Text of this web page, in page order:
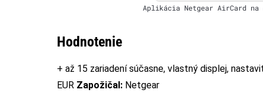
Aplikácia Netgear AirCard na
Hodnotenie
+ až 15 zariadení súčasne, vlastný displej,
EUR Zapožičal: Netgear